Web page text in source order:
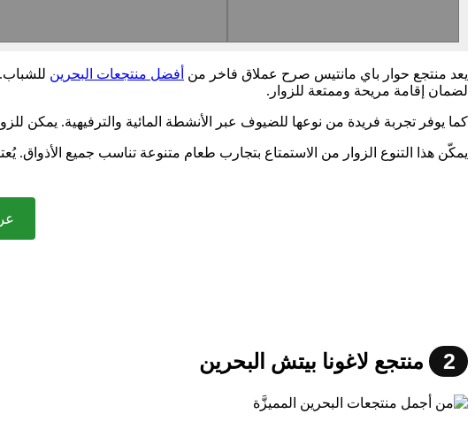
يعد منتجع حوار باي مانتيس صرح عملاق فاخر من أفضل منتجعات البحرين
لضمان إقامة مريحة وممتعة للزوار.
كما يوفر تجربة فريدة من نوعها للضيوف عبر الأنشطة المائية والترفيهية. يمكن
يمكّن هذا التنوع الزوار من الاستمتاع بتجارب طعام متنوعة تناسب جميع الأذواق.
2 منتجع لاغونا بيتش البحرين